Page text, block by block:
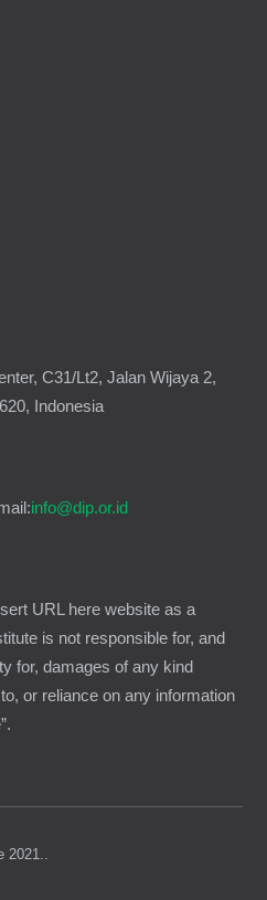
C31/Lt2, Jalan Wijaya 2,
Indonesia
info@dip.or.id
URL here website as a
is not responsible for, and
for, damages of any kind
or reliance on any information
2021..